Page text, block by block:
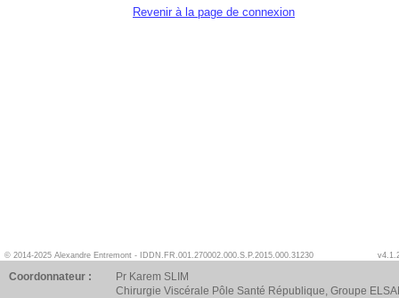
Revenir à la page de connexion
© 2014-2025 Alexandre Entremont - IDDN.FR.001.270002.000.S.P.2015.000.31230
Coordonnateur :
Pr Karem SLIM
Chirurgie Viscérale Pôle Santé République, Groupe